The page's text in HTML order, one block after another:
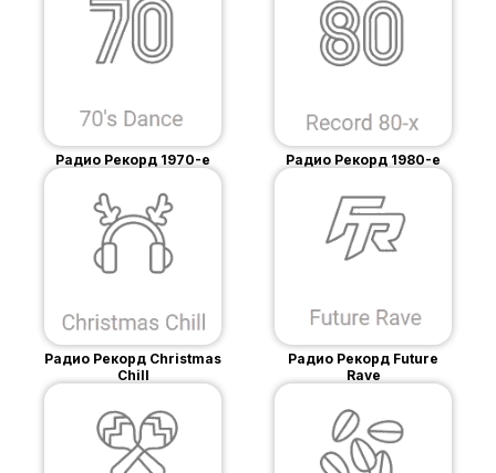
Радио Рекорд 1970-е Радио Рекорд 1980-е
Радио Рекорд Christmas
Chill
Радио Рекорд Future
Rave